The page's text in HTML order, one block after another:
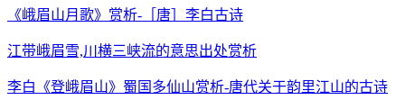
《峨眉山月歌》赏析-［唐］李白古诗
江带峨眉雪,川横三峡流的意思出处赏析
李白《登峨眉山》蜀国多仙山赏析-唐代关于韵里江山的古诗